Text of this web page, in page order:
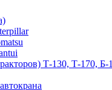
Т-130, Т-170,